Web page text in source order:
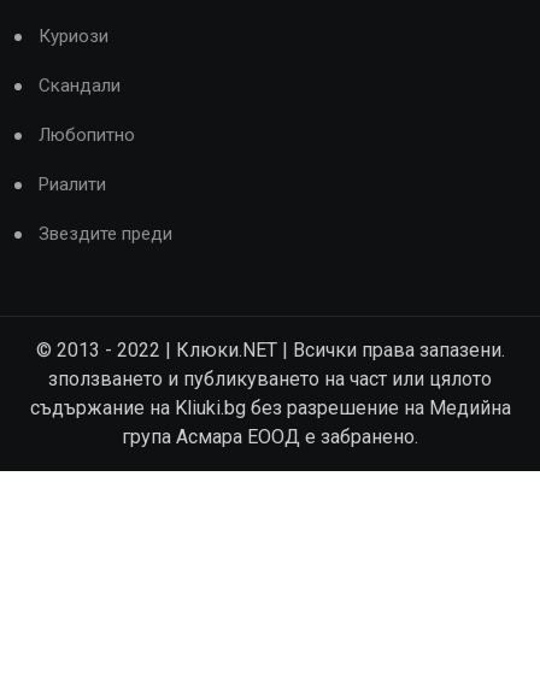
Куриози
Скандали
Любопитно
Риалити
Звездите преди
© 2013 - 2022 | Клюки.NET | Всички права запазени.
зползването и публикуването на част или цялото
съдържание на Kliuki.bg без разрешение на Медийна
група Асмара ЕООД е забранено.